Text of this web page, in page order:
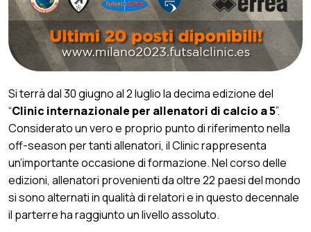
Si terrà dal 30 giugno al 2 luglio la decima edizione del
“Clinic internazionale per allenatori di calcio a 5”.
Considerato un vero e proprio punto di riferimento nella
off-season per tanti allenatori, il Clinic rappresenta
un’importante occasione di formazione. Nel corso delle
edizioni, allenatori provenienti da oltre 22 paesi del mondo
si sono alternati in qualità di relatori e in questo decennale
il parterre ha raggiunto un livello assoluto.